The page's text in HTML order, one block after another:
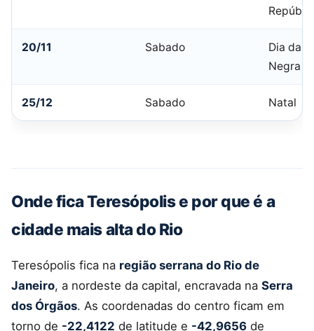
20/11 Sabado
Dia da
Negra
25/12 Sabado Natal
Onde fica Teresópolis e por que é a
cidade mais alta do Rio
Teresópolis fica na região serrana do Rio de
Janeiro, a nordeste da capital, encravada na Serra
dos Órgãos. As coordenadas do centro ficam em
torno de -22,4122 de latitude e -42,9656 de